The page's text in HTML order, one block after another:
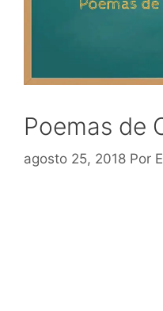
Poemas de
agosto 25, 2018 Por